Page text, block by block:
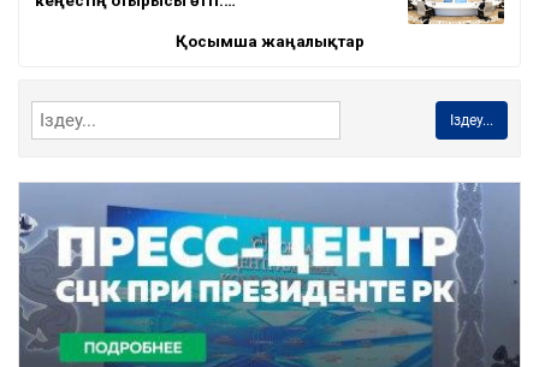
Қосымша жаңалықтар
Іздеу...